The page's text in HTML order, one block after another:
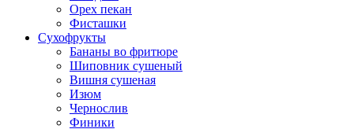
Орех пекан
Фисташки
Сухофрукты
Бананы во фритюре
Шиповник сушеный
Вишня сушеная
Изюм
Чернослив
Финики